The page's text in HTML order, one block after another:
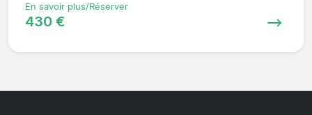
En savoir plus/Réserver
430 €